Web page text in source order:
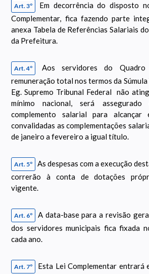
Art. 3º
Em decorrência do disposto
Complementar, fica fazendo parte
anexa Tabela de Referências Salariais
da Prefeitura.
Art. 4º
Aos servidores do
remuneração total nos termos da Súmula
Eg. Supremo Tribunal Federal não
mínimo nacional, será
complemento salarial para alcançar
convalidadas as complementações
de janeiro a fevereiro a igual título.
Art. 5º
As despesas com a execução
correrão à conta de dotações
vigente.
Art. 6º
A data-base para a revisão
dos servidores municipais fica fixada
cada ano.
Art. 7º
Esta Lei Complementar entrará